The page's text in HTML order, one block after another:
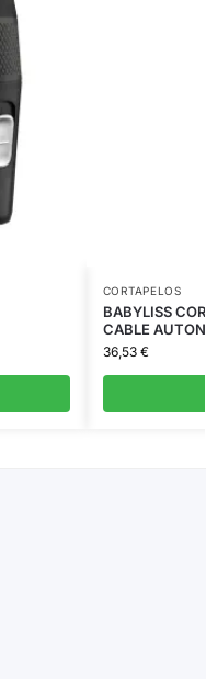
CORTAPELOS
BABYLISS
CABLE
36,53 €